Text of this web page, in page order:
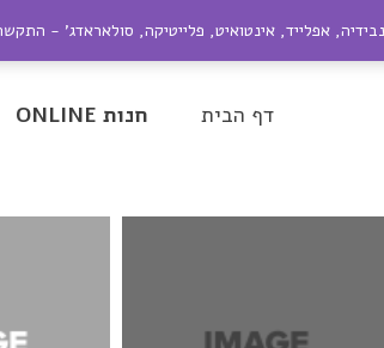
nir@dagesh.co.il
דף הבית חנות ONLINE
אפלייד, אינטואיט, פלייטיקה, סולאראדג' -